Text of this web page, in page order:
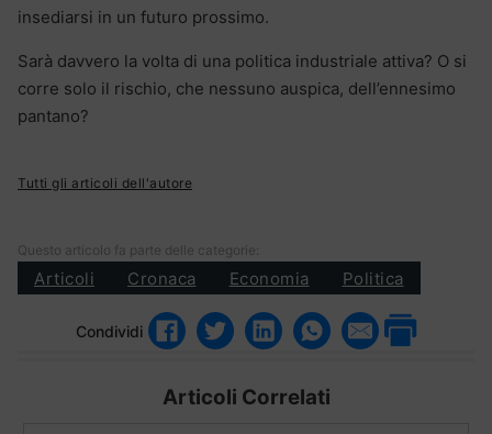
insediarsi in un futuro prossimo.
Sarà davvero la volta di una politica industriale attiva? O si
corre solo il rischio, che nessuno auspica, dell’ennesimo
pantano?
Tutti gli articoli dell'autore
Questo articolo fa parte delle categorie:
Articoli Cronaca Economia Politica
Condividi
Articoli Correlati